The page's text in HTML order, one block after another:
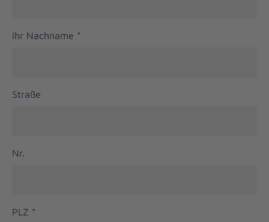
Ihr Nachname *
Straße
Nr.
PLZ *